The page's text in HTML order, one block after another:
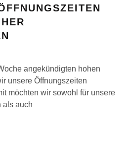
angekündigten hohen
unsere Öffnungszeiten
möchten wir sowohl für unsere
als auch